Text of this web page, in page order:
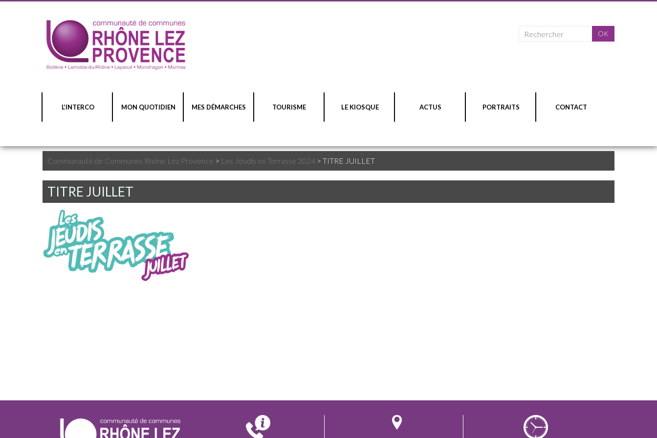
L’INTERCO MON QUOTIDIEN MES DÉMARCHES TOURISME LE KIOSQUE ACTUS PORTRAITS CONTACT
Communauté de Communes Rhône Lez Provence > Les Jeudis en Terrasse 2024 > TITRE JUILLET
TITRE JUILLET